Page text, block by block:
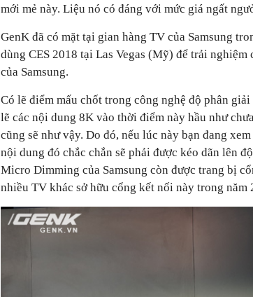
mới mẻ này. Liệu nó có đáng với mức giá ngất
GenK đã có mặt tại gian hàng TV của Samsung
dùng CES 2018 tại Las Vegas (Mỹ) để trải
của Samsung.
Có lẽ điểm mấu chốt trong công nghệ độ phân
lẽ các nội dung 8K vào thời điểm này hầu như
cũng sẽ như vậy. Do đó, nếu lúc này bạn đang
nội dung đó chắc chắn sẽ phải được kéo dãn lên
Micro Dimming của Samsung còn được trang bị
nhiều TV khác sở hữu cổng kết nối này trong năm